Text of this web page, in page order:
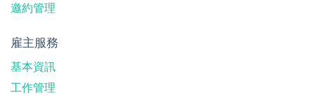
邀約管理
雇主服務
基本資訊
工作管理